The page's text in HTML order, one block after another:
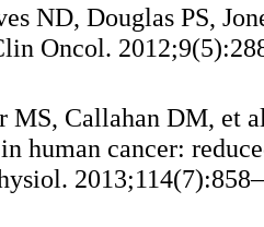
ND, Douglas PS,
Oncol.
Callahan DM, et
human cancer: